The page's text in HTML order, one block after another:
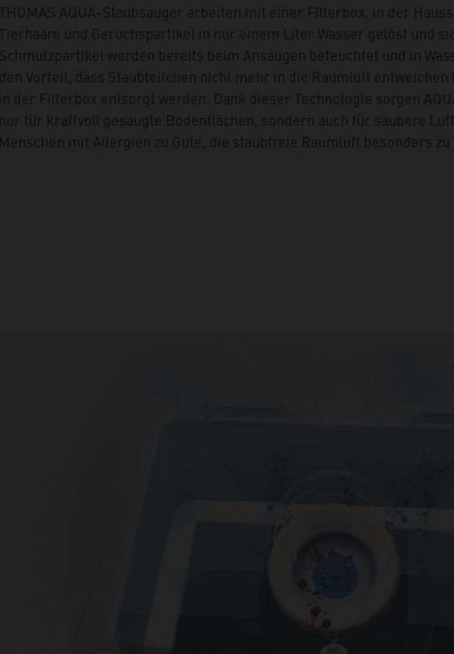
THOMAS AQUA-Staubsauger arbeiten mit einer Filterbox, in der
Tierhaare und Geruchspartikel in nur einem Liter Wasser gelöst und
Schmutzpartikel werden bereits beim Ansaugen befeuchtet und in
den Vorteil, dass Staubteilchen nicht mehr in die Raumluft
in der Filterbox entsorgt werden. Dank dieser Technologie sorgen
nur für kraftvoll gesaugte Bodenflächen, sondern auch für saubere
Menschen mit Allergien zu Gute, die staubfreie Raumluft besonders zu